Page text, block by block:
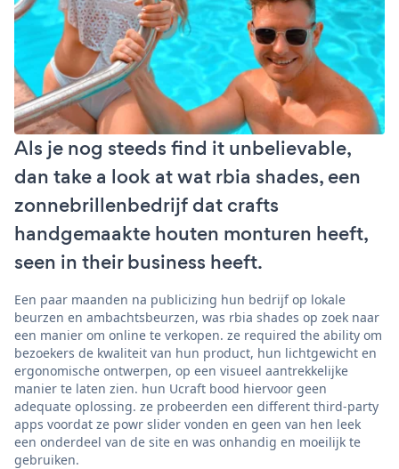
Als je nog steeds find it unbelievable,
dan take a look at wat rbia shades, een
zonnebrillenbedrijf dat crafts
handgemaakte houten monturen heeft,
seen in their business heeft.
Een paar maanden na publicizing hun bedrijf op lokale
beurzen en ambachtsbeurzen, was rbia shades op zoek naar
een manier om online te verkopen. ze required the ability om
bezoekers de kwaliteit van hun product, hun lichtgewicht en
ergonomische ontwerpen, op een visueel aantrekkelijke
manier te laten zien. hun Ucraft bood hiervoor geen
adequate oplossing. ze probeerden een different third-party
apps voordat ze powr slider vonden en geen van hen leek
een onderdeel van de site en was onhandig en moeilijk te
gebruiken.